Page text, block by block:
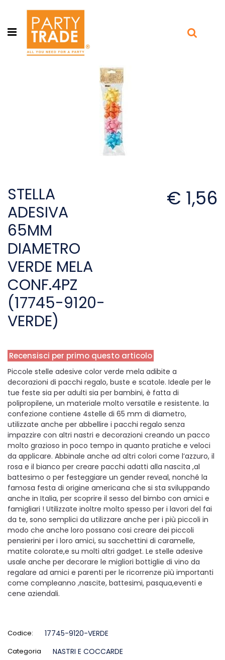
Open menu
STELLA
ADESIVA
65MM
DIAMETRO
VERDE MELA
CONF.4PZ
(17745-9120-
VERDE)
€ 1,56
Recensisci per primo questo articolo
Piccole stelle adesive color verde mela adibite a
decorazioni di pacchi regalo, buste e scatole. Ideale per le
tue feste sia per adulti sia per bambini, è fatta di
polipropilene, un materiale molto versatile e resistente. la
confezione contiene 4stelle di 65 mm di diametro,
utilizzate anche per abbellire i pacchi regalo senza
impazzire con altri nastri e decorazioni creando un pacco
molto grazioso in poco tempo in quanto pratiche e veloci
da applicare. Abbinale anche ad altri colori come l’azzuro, il
rosa e il bianco per creare pacchi adatti alla nascita ,al
battesimo o per festeggiare un gender reveal, nonché la
famosa festa di origine americana che si sta sviluppando
anche in Italia, per scoprire il sesso del bimbo con amici e
famigliari ! Utilizzate inoltre molto spesso per i lavori del fai
da te, sono semplici da utilizzare anche per i più piccoli in
modo che anche loro possano cosi creare dei piccoli
pensierini per i loro amici, su sacchettini di caramelle,
matite colorate,e su molti altri gadget. Le stelle adesive
usale anche per decorare le migliori bottiglie di vino da
regalare ad amici e parenti per le ricorrenze più importanti
come compleanno ,nascite, battesimi, pasqua,eventi e
cene aziendali.
Codice: 17745-9120-VERDE
Categoria NASTRI E COCCARDE